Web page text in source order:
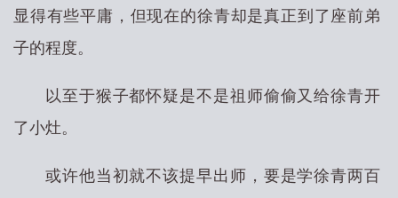
显得有些平庸，但现在的徐青却是真正到了座前弟
子的程度。
以至于猴子都怀疑是不是祖师偷偷又给徐青开
了小灶。
或许他当初就不该提早出师，要是学徐青两百